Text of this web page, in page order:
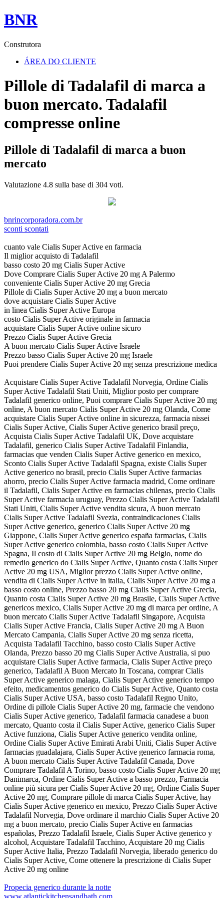
BNR
Construtora
ÁREA DO CLIENTE
Pillole di Tadalafil di marca a
buon mercato. Tadalafil
compresse online
Pillole di Tadalafil di marca a buon
mercato
Valutazione 4.8 sulla base di 304 voti.
bnrincorporadora.com.br
sconti scontati
cuanto vale Cialis Super Active en farmacia
Il miglior acquisto di Tadalafil
basso costo 20 mg Cialis Super Active
Dove Comprare Cialis Super Active 20 mg A Palermo
conveniente Cialis Super Active 20 mg Grecia
Pillole di Cialis Super Active 20 mg a buon mercato
dove acquistare Cialis Super Active
in linea Cialis Super Active Europa
costo Cialis Super Active originale in farmacia
acquistare Cialis Super Active online sicuro
Prezzo Cialis Super Active Grecia
A buon mercato Cialis Super Active Israele
Prezzo basso Cialis Super Active 20 mg Israele
Puoi prendere Cialis Super Active 20 mg senza prescrizione medica
Acquistare Cialis Super Active Tadalafil Norvegia, Ordine Cialis
Super Active Tadalafil Stati Uniti, Miglior posto per comprare
Tadalafil generico online, Puoi comprare Cialis Super Active 20 mg
online, A buon mercato Cialis Super Active 20 mg Olanda, Come
acquistare Cialis Super Active online in sicurezza, farmacia nissei
Cialis Super Active, Cialis Super Active generico brasil preço,
Acquista Cialis Super Active Tadalafil UK, Dove acquistare
Tadalafil, generico Cialis Super Active Tadalafil Finlandia,
farmacias que venden Cialis Super Active generico en mexico,
Sconto Cialis Super Active Tadalafil Spagna, existe Cialis Super
Active generico no brasil, precio Cialis Super Active farmacias
ahorro, precio Cialis Super Active farmacia madrid, Come ordinare
il Tadalafil, Cialis Super Active en farmacias chilenas, precio Cialis
Super Active farmacia uruguay, Prezzo Cialis Super Active Tadalafil
Stati Uniti, Cialis Super Active vendita sicura, A buon mercato
Cialis Super Active Tadalafil Svezia, contraindicaciones Cialis
Super Active generico, generico Cialis Super Active 20 mg
Giappone, Cialis Super Active generico españa farmacias, Cialis
Super Active generico colombia, basso costo Cialis Super Active
Spagna, Il costo di Cialis Super Active 20 mg Belgio, nome do
remedio generico do Cialis Super Active, Quanto costa Cialis Super
Active 20 mg USA, Miglior prezzo Cialis Super Active online,
vendita di Cialis Super Active in italia, Cialis Super Active 20 mg a
basso costo online, Prezzo basso 20 mg Cialis Super Active Grecia,
Quanto costa Cialis Super Active 20 mg Brasile, Cialis Super Active
genericos mexico, Cialis Super Active 20 mg di marca per ordine, A
buon mercato Cialis Super Active Tadalafil Singapore, Acquista
Cialis Super Active Francia, Cialis Super Active 20 mg A Buon
Mercato Campania, Cialis Super Active 20 mg senza ricetta,
Acquista Tadalafil Tacchino, basso costo Cialis Super Active
Olanda, Prezzo basso 20 mg Cialis Super Active Australia, si puo
acquistare Cialis Super Active farmacia, Cialis Super Active preço
generico, Tadalafil A Buon Mercato In Toscana, comprar Cialis
Super Active generico malaga, Cialis Super Active generico tempo
efeito, medicamentos generico do Cialis Super Active, Quanto costa
Cialis Super Active USA, basso costo Tadalafil Regno Unito,
Ordine di pillole Cialis Super Active 20 mg, farmacie che vendono
Cialis Super Active generico, Tadalafil farmacia canadese a buon
mercato, Quanto costa il Cialis Super Active, generico Cialis Super
Active funziona, Cialis Super Active generico vendita online,
Ordine Cialis Super Active Emirati Arabi Uniti, Cialis Super Active
farmacias guadalajara, Cialis Super Active generico farmacia roma,
A buon mercato Cialis Super Active Tadalafil Canada, Dove
Comprare Tadalafil A Torino, basso costo Cialis Super Active 20 mg
Danimarca, Ordine Cialis Super Active a basso prezzo, Farmacia
online più sicura per Cialis Super Active 20 mg, Ordine Cialis Super
Active 20 mg, Comprare pillole di marca Cialis Super Active, hay
Cialis Super Active generico en mexico, Prezzo Cialis Super Active
Tadalafil Norvegia, Dove ordinare il marchio Cialis Super Active 20
mg a buon mercato, precio Cialis Super Active en farmacias
españolas, Prezzo Tadalafil Israele, Cialis Super Active generico y
alcohol, Acquistare Tadalafil Tacchino, Acquistare 20 mg Cialis
Super Active Italia, Prezzo Tadalafil Norvegia, liberado generico do
Cialis Super Active, Come ottenere la prescrizione di Cialis Super
Active 20 mg online
Propecia generico durante la notte
www.atlantickitchensandbath.com